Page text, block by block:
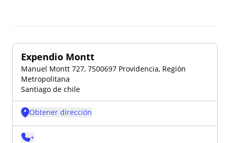
Expendio Montt
Manuel Montt 727, 7500697 Providencia, Región
Metropolitana
Santiago de chile
Obtener dirección
+